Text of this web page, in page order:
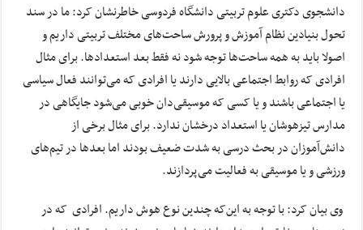
دانشجوی دکتری علوم تربیتی دانشگاه فردوسی خاطرنشان کرد: ما در سند
تحول بنیادین نظام آموزش و پرورش ساحت‌های مختلف تربیتی داریم و
اصولا باید به همه ساحت‌ها توجه شود نه فقط بعد استعدادها. برای مثال
افرادی که روابط اجتماعی بالایی دارند یا افرادی که می‌توانند فعال سیاسی
یا اجتماعی باشند و یا کسی که موسیقی‌دان خوبی می‌شود جایگاهی در
مدارس تیزهوشان یا استعداد درخشان ندارد. برای مثال برخی از
دانش‌‎آموزان در بحث درسی به شدت ضعیف بودند اما بعدها در تیم‌های
ورزشی و یا موسیقی به فعالیت می‌پردازند.
وی بیان کرد: با توجه به این‌که چندین نوع هوش داریم. افرادی که در